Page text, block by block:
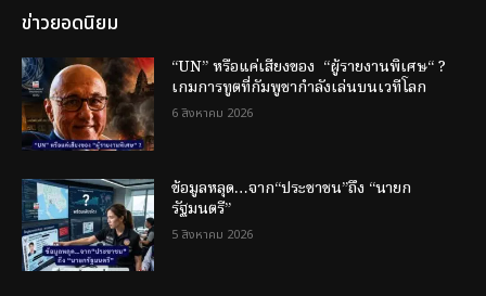
ข่าวยอดนิยม
“UN” หรือแค่เสียงของ “ผู้รายงานพิเศษ“ ?
เกมการทูตที่กัมพูชากำลังเล่นบนเวทีโลก
6 สิงหาคม 2026
ข้อมูลหลุด…จาก“ประชาชน”ถึง “นายก
รัฐมนตรี”
5 สิงหาคม 2026